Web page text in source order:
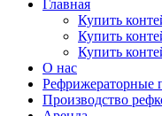
Главная
Купить
Купить
Купить
О нас
Рефрижераторные
Производство